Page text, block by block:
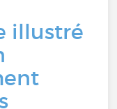
illustré